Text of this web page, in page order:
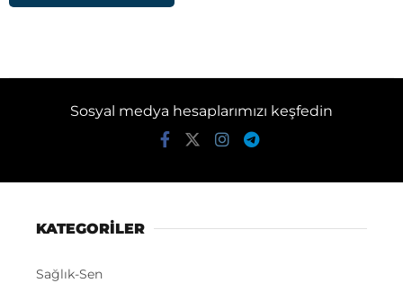
Sosyal medya hesaplarımızı keşfedin
KATEGORİLER
Sağlık-Sen